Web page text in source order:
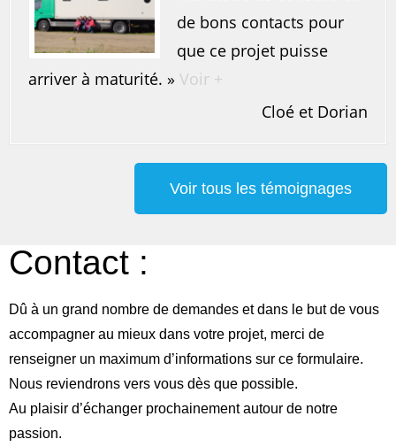
de bons contacts pour
que ce projet puisse
arriver à maturité. » Voir +
Cloé et Dorian
Voir tous les témoignages
Contact :
Dû à un grand nombre de demandes et dans le but de vous
accompagner au mieux dans votre projet, merci de
renseigner un maximum d’informations sur ce formulaire.
Nous reviendrons vers vous dès que possible.
Au plaisir d’échanger prochainement autour de notre
passion.